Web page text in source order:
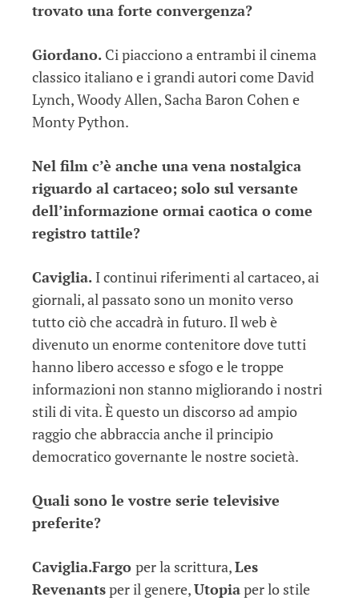
trovato una forte convergenza?
Giordano. Ci piacciono a entrambi il cinema
classico italiano e i grandi autori come David
Lynch, Woody Allen, Sacha Baron Cohen e
Monty Python.
Nel film c’è anche una vena nostalgica
riguardo al cartaceo; solo sul versante
dell’informazione ormai caotica o come
registro tattile?
Caviglia. I continui riferimenti al cartaceo, ai
giornali, al passato sono un monito verso
tutto ciò che accadrà in futuro. Il web è
divenuto un enorme contenitore dove tutti
hanno libero accesso e sfogo e le troppe
informazioni non stanno migliorando i nostri
stili di vita. È questo un discorso ad ampio
raggio che abbraccia anche il principio
democratico governante le nostre società.
Quali sono le vostre serie televisive
preferite?
Caviglia.Fargo per la scrittura,Les
Revenantsper il genere,Utopiaper lo stile